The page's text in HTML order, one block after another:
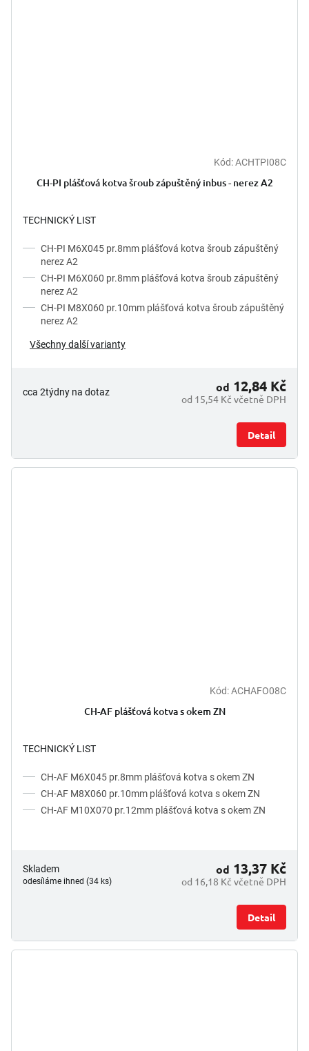
Kód:ACHTPI08C
CH-PI plášťová kotva šroub zápuštěný inbus - nerez A2
TECHNICKÝ LIST
CH-PI M6X045 pr.8mm plášťová kotva šroub zápuštěný
nerez A2
CH-PI M6X060 pr.8mm plášťová kotva šroub zápuštěný
nerez A2
CH-PI M8X060 pr.10mm plášťová kotva šroub zápuštěný
nerez A2
Všechny další varianty
cca 2týdny na dotaz
od 15,54 Kč včetně DPH
od 12,84 Kč
Detail
Kód:ACHAFO08C
CH-AF plášťová kotva s okem ZN
TECHNICKÝ LIST
CH-AF M6X045 pr.8mm plášťová kotva s okem ZN
CH-AF M8X060 pr.10mm plášťová kotva s okem ZN
CH-AF M10X070 pr.12mm plášťová kotva s okem ZN
Skladem
odesíláme ihned (34 ks) od 16,18 Kč včetně DPH
od 13,37 Kč
Detail